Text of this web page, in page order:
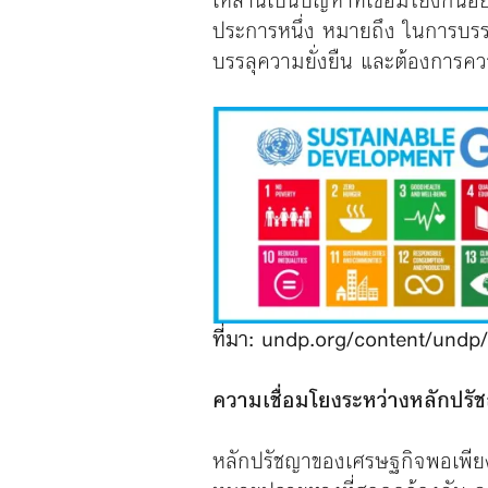
ประการหนึ่ง หมายถึง ในการบร
บรรลุความยั่งยืน และต้องการ
ที่มา: undp.org/content/undp/
ความเชื่อมโยงระหว่างหลักป
หลักปรัชญาของเศรษฐกิจพอเพี